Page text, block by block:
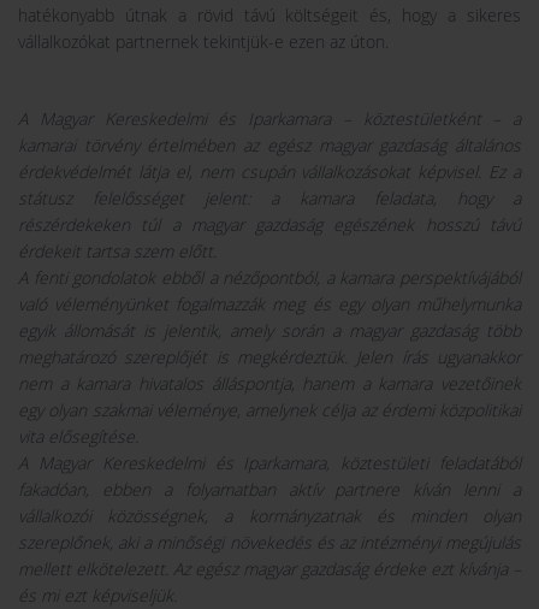
hatékonyabb útnak a rövid távú költségeit és, hogy a sikeres
vállalkozókat partnernek tekintjük-e ezen az úton.
A Magyar Kereskedelmi és Iparkamara – köztestületként – a
kamarai törvény értelmében az egész magyar gazdaság általános
érdekvédelmét látja el, nem csupán vállalkozásokat képvisel. Ez a
státusz felelősséget jelent: a kamara feladata, hogy a
részérdekeken túl a magyar gazdaság egészének hosszú távú
érdekeit tartsa szem előtt.
A fenti gondolatok ebből a nézőpontból, a kamara perspektívájából
való véleményünket fogalmazzák meg és egy olyan műhelymunka
egyik állomását is jelentik, amely során a magyar gazdaság több
meghatározó szereplőjét is megkérdeztük. Jelen írás ugyanakkor
nem a kamara hivatalos álláspontja, hanem a kamara vezetőinek
egy olyan szakmai véleménye, amelynek célja az érdemi közpolitikai
vita elősegítése.
A Magyar Kereskedelmi és Iparkamara, köztestületi feladatából
fakadóan, ebben a folyamatban aktív partnere kíván lenni a
vállalkozói közösségnek, a kormányzatnak és minden olyan
szereplőnek, aki a minőségi növekedés és az intézményi megújulás
mellett elkötelezett. Az egész magyar gazdaság érdeke ezt kívánja –
és mi ezt képviseljük.